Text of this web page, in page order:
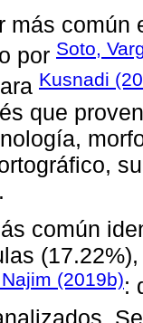
más común
por Soto,
Kusnadi
que
común
(2019b):